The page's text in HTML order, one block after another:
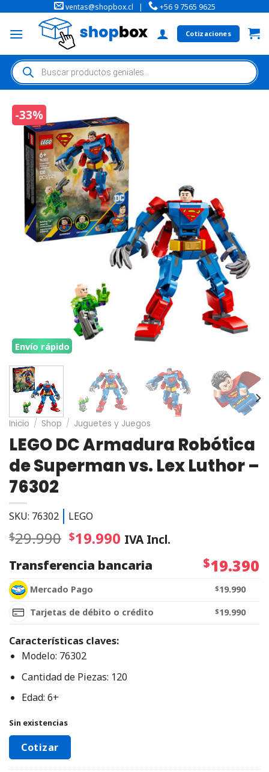
ventas@shopbox.cl | +56 9 7565 9625
Cotizaciones
-33%
Envío rápido
Inicio / Shop / Juguetes y Juegos
LEGO DC Armadura Robótica
de Superman vs. Lex Luthor –
76302
SKU: 76302 LEGO
$29.990 $19.990 IVA Incl.
Transferencia bancaria
$19.390
Mercado Pago $19.990
Tarjetas de débito o crédito
$19.990
Características claves:
Modelo: 76302
Cantidad de Piezas: 120
Edad: 6+
Sin existencias
Cotizar